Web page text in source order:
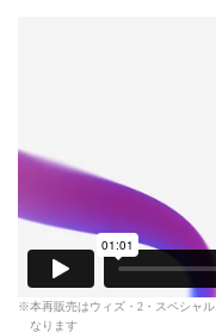
本再販売はウィズ・2・スペシャ
なります